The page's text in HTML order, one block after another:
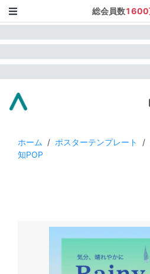
総会員数1600
ホーム / ポスターテンプレート /
知POP